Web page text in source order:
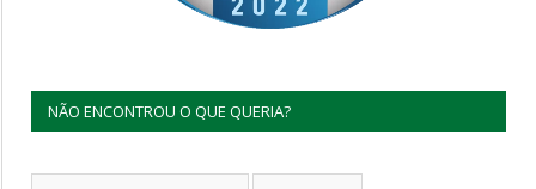
NÃO ENCONTROU O QUE QUERIA?